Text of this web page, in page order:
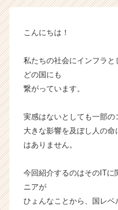
ラ
ベ
ン
成
企
こんにちは！
私たちの社会にインフラと
どの国にも
繋がっています。
実感はないとしても一部の
大きな影響を及ぼし人の
はありません。
今回紹介するのはそのITに
ニアが
ひょんなことから、国レ